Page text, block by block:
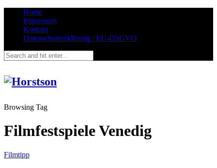
Home
Impressum
Kontakt
Datenschutzerklärung / EU-DSGVO
Browsing Tag
Filmfestspiele Venedig
Filmtipp